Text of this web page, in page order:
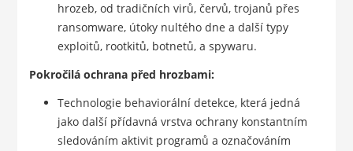
hrozeb, od tradičních virů, červů, trojanů přes
ransomware, útoky nultého dne a další typy
exploitů, rootkitů, botnetů, a spywaru.
Pokročilá ochrana před hrozbami:
Technologie behaviorální detekce, která jedná
jako další přídavná vrstva ochrany konstantním
sledováním aktivit programů a označováním